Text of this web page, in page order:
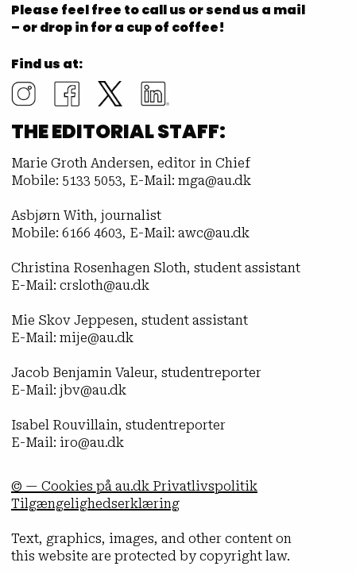
Please feel free to call us or send us a mail
– or drop in for a cup of coffee!
Find us at:
THE EDITORIAL STAFF:
Marie Groth Andersen, editor in Chief
Mobile: 5133 5053, E-Mail: mga@au.dk
Asbjørn With, journalist
Mobile: 6166 4603, E-Mail: awc@au.dk
Christina Rosenhagen Sloth, student assistant
E-Mail: crsloth@au.dk
Mie Skov Jeppesen, student assistant
E-Mail: mije@au.dk
Jacob Benjamin Valeur, studentreporter
E-Mail: jbv@au.dk
Isabel Rouvillain, studentreporter
E-Mail: iro@au.dk
© — Cookies på au.dk Privatlivspolitik
Tilgængelighedserklæring
Text, graphics, images, and other content on
this website are protected by copyright law.